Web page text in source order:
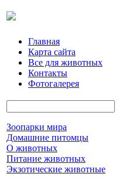
Главная
Карта сайта
Все для животных
Контакты
Фотогалерея
Зоопарки мира
Домашние питомцы
О животных
Питание животных
Экзотические животные